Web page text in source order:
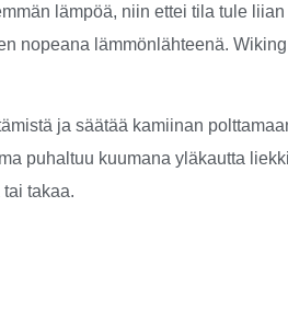
lämpöä, niin ettei tila tule
nopeana lämmönlähteenä.
ja säätää kamiinan
puhaltuu kuumana yläkautta
takaa.